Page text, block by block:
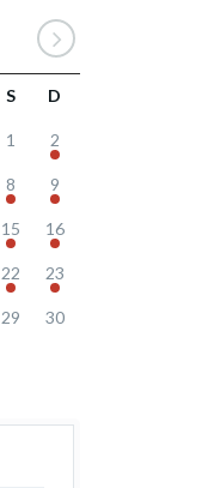
S D
1 2
8 9
15 16
22 23
29 30